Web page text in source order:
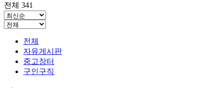
전체 341
전체
자유게시판
중고장터
구인구직